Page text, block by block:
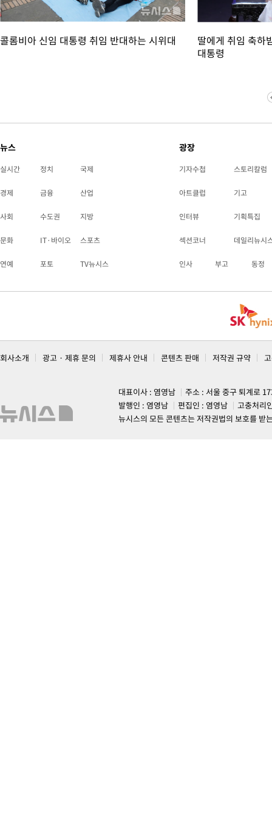
콜롬비아 신임 대통령 취임 반대하는 시위대
딸에게 취임 축하
대통령
뉴스
실시간 정치 국제
경제 금융 산업
사회 수도권 지방
문화 IT·바이오 스포츠
연예 포토 TV뉴시스
광장
기자수첩 스토리칼럼
아트클럽 기고
인터뷰 기획특집
섹션코너 데일리뉴시
인사 부고 동정
회사소개 광고 · 제휴 문의 제휴사 안내 콘텐츠 판매 저작권 규약
대표이사 : 염영남
주소 : 서울 중구 퇴계로
발행인 : 염영남
편집인 : 염영남
고충처리
뉴시스의 모든 콘텐츠는 저작권법의 보호를